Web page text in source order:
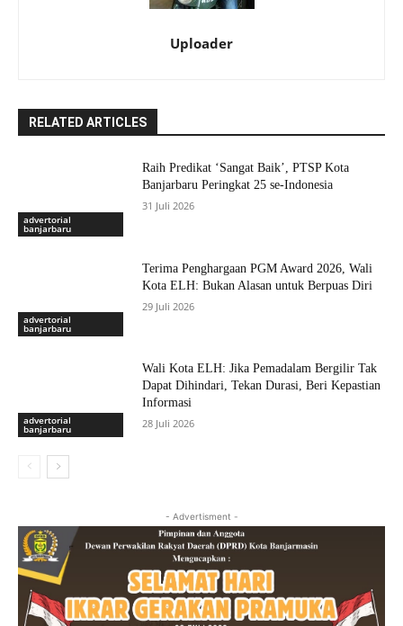
Uploader
RELATED ARTICLES
advertorial
banjarbaru
Raih Predikat ‘Sangat Baik’, PTSP Kota
Banjarbaru Peringkat 25 se-Indonesia
31 Juli 2026
advertorial
banjarbaru
Terima Penghargaan PGM Award 2026, Wali
Kota ELH: Bukan Alasan untuk Berpuas Diri
29 Juli 2026
advertorial
banjarbaru
Wali Kota ELH: Jika Pemadalam Bergilir Tak
Dapat Dihindari, Tekan Durasi, Beri Kepastian
Informasi
28 Juli 2026
- Advertisment -